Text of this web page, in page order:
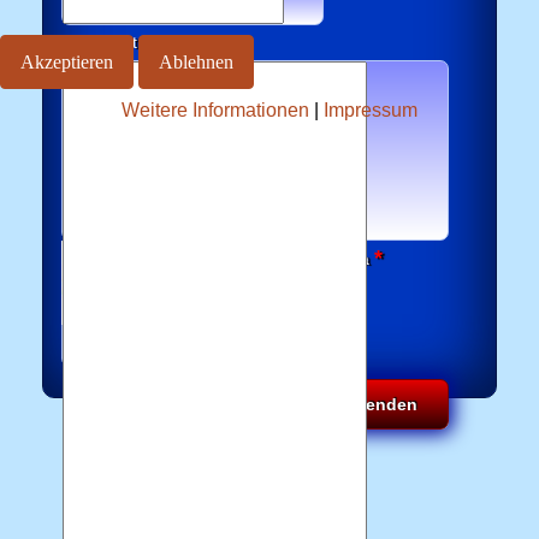
Nachricht
Captcha*
Akzeptieren Ablehnen
Weitere Informationen Impressum